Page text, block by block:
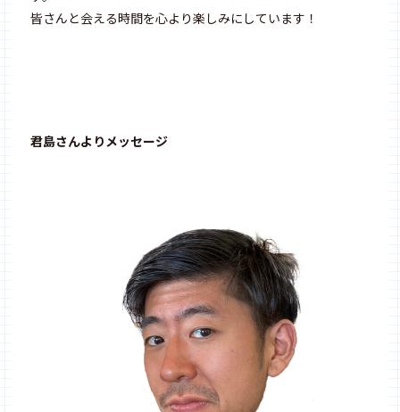
皆さんと会える時間を心より楽しみにしています！
君島さんよりメッセージ